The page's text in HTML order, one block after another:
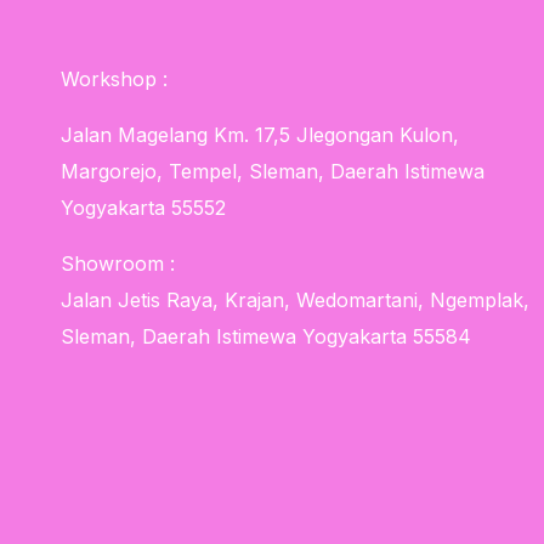
Workshop :
Jalan Magelang Km. 17,5 Jlegongan Kulon,
Margorejo, Tempel, Sleman, Daerah Istimewa
Yogyakarta 55552
Showroom :
Jalan Jetis Raya, Krajan, Wedomartani, Ngemplak,
Sleman, Daerah Istimewa Yogyakarta 55584